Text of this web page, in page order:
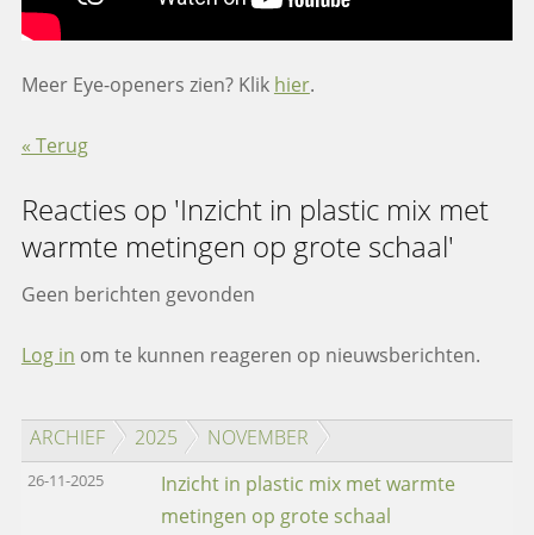
Meer Eye-openers zien? Klik hier.
« Terug
Reacties op 'Inzicht in plastic mix met
warmte metingen op grote schaal'
Geen berichten gevonden
Log in om te kunnen reageren op nieuwsberichten.
ARCHIEF 2025 NOVEMBER
26-11-2025
Inzicht in plastic mix met warmte
metingen op grote schaal